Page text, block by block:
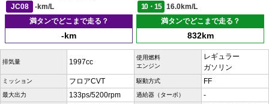
JC08
-km/L 10・15
16.0km/L
満タンでどこまで走る？
-km
満タンでどこまで走る？
832km
排気量 1997cc
使用燃料
エンジン
レギュラー
ガソリン
ミッション フロアCVT 駆動方式 FF
最大出力 133ps/5200rpm 過給器（ターボ） -